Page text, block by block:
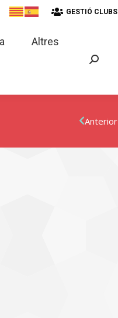
GESTIÓ CLUBS
Altres
Anterior
Altres